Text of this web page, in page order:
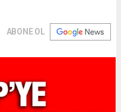
ABONE OL